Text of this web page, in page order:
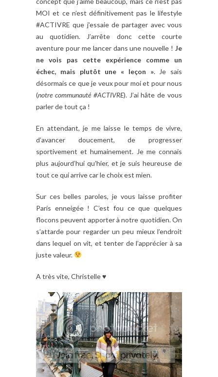
MOI et ce n’est définitivement pas le lifestyle
#ACTIVRE que j’essaie de partager avec vous
au quotidien. J’arrête donc cette courte
aventure pour me lancer dans une nouvelle ! Je
ne vois pas cette expérience comme un
échec, mais plutôt une « leçon ». Je sais
désormais ce que je veux pour moi et pour nous
(notre communauté #ACTIVRE). J’ai hâte de vous
parler de tout ça !
En attendant, je me laisse le temps de vivre,
d’avancer doucement, de progresser
sportivement et humainement. Je me connais
plus aujourd’hui qu’hier, et je suis heureuse de
tout ce qui arrive car le choix est mien.
Sur ces belles paroles, je vous laisse profiter
Paris enneigée ! C’est fou ce que quelques
flocons peuvent apporter à notre quotidien. On
s’attarde pour regarder un peu mieux l’endroit
dans lequel on vit, et tenter de l’apprécier à sa
juste valeur.
A très vite, Christelle ♥